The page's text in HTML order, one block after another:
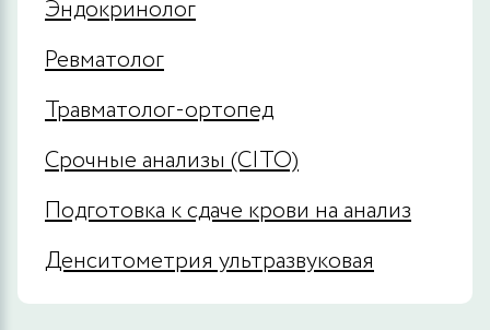
Эндокринолог
Ревматолог
Травматолог-ортопед
Срочные анализы (CITO)
Подготовка к сдаче крови на анализ
Денситометрия ультразвуковая